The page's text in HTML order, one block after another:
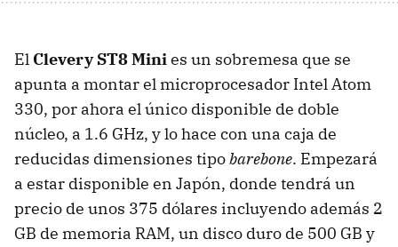
El Clevery ST8 Minies un sobremesa que se
apunta a montar el microprocesador Intel Atom
330, por ahora el único disponible de doble
núcleo, a 1.6 GHz, y lo hace con una caja de
reducidas dimensiones tipobarebone. Empezará
a estar disponible en Japón, donde tendrá un
precio de unos 375 dólares incluyendo además 2
GB de memoria RAM, un disco duro de 500 GB y